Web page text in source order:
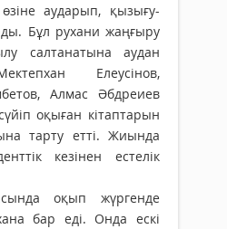
аударып, қызығу­
Бұл рухани жаң­ғыру
салтанатына аудан
Елеусінов,
Алмас Әбдреиев
оқыған кітаптарын
тарту етті. Жиында
кезінен естелік
оқып жүргенде
бар еді. Онда ескі